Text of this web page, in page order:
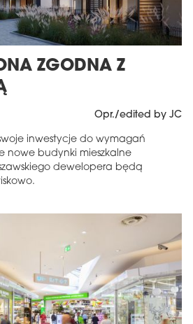
ZGODNA Z
Opr./edited by JC
inwestycje do wymagań
nowe budynki mieszkalne
dewelopera będą